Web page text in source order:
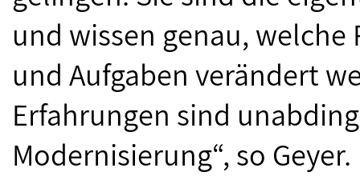
und wissen genau,
und Aufgaben verändert
Erfahrungen sind
Modernisierung“, so Geyer.